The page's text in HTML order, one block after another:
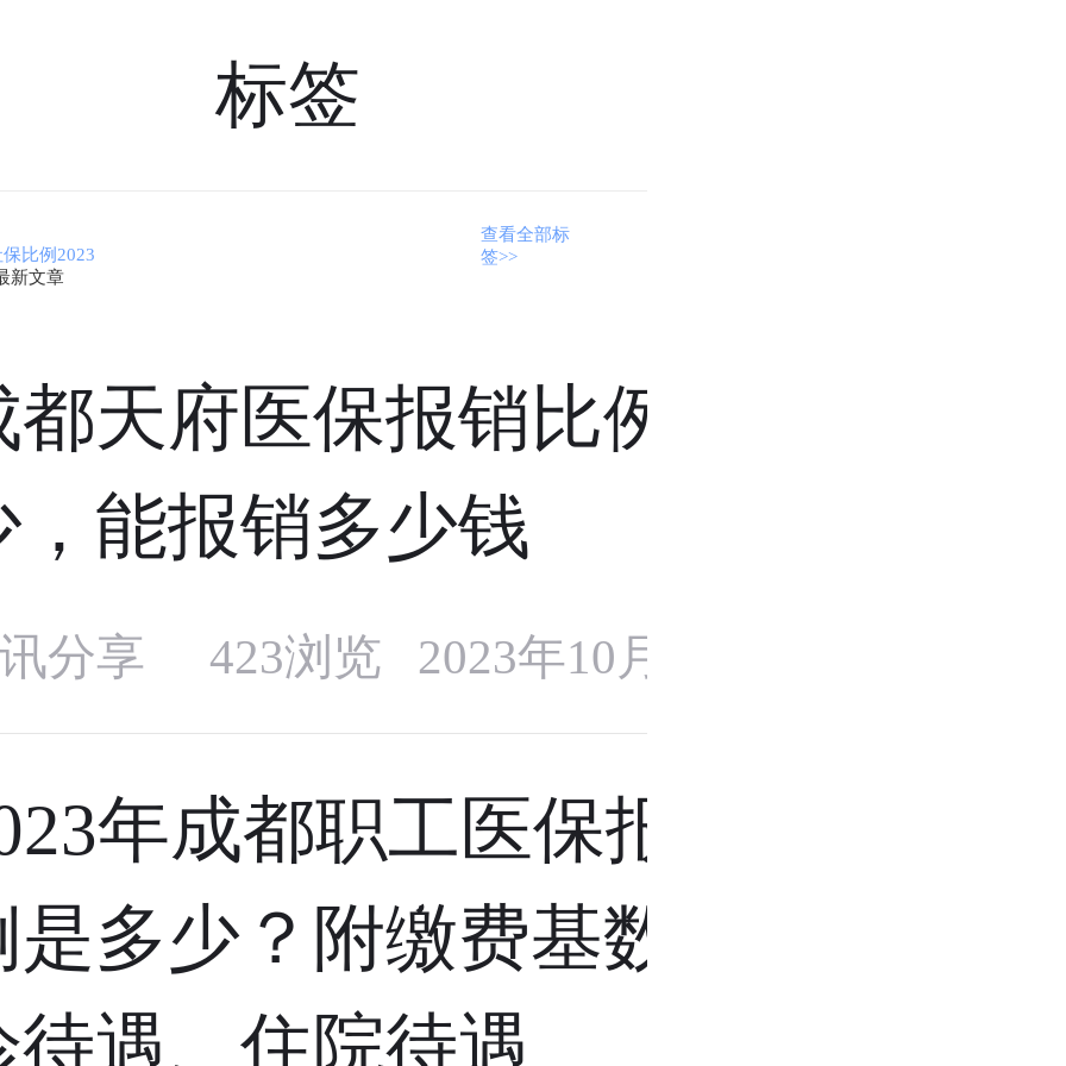
标签
比例2023
新文章
查看全部标
签>>
都天府医保报销比例是多
，能报销多少钱
分享 423浏览 2023年10月8日
年成都职工医保报销比
是多少？附缴费基数、门
待遇、住院待遇